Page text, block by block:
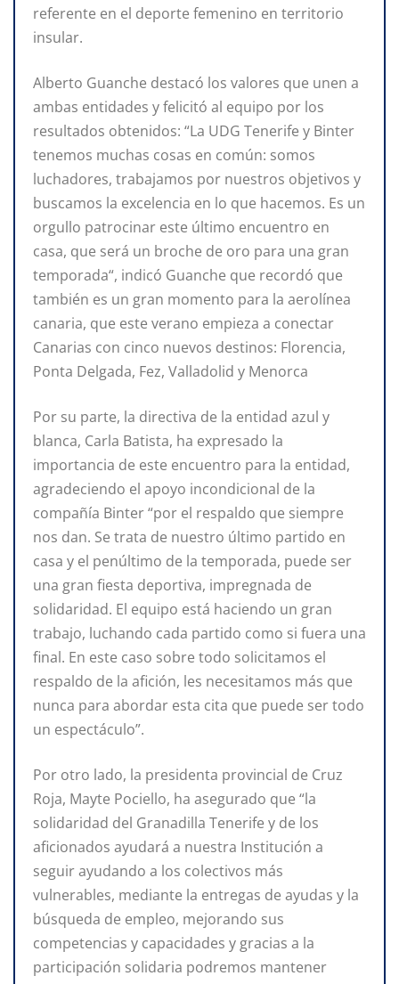
referente en el deporte femenino en territorio
insular.
Alberto Guanche destacó los valores que unen a
ambas entidades y felicitó al equipo por los
resultados obtenidos: “La UDG Tenerife y Binter
tenemos muchas cosas en común: somos
luchadores, trabajamos por nuestros objetivos y
buscamos la excelencia en lo que hacemos. Es un
orgullo patrocinar este último encuentro en
casa, que será un broche de oro para una gran
temporada“, indicó Guanche que recordó que
también es un gran momento para la aerolínea
canaria, que este verano empieza a conectar
Canarias con cinco nuevos destinos: Florencia,
Ponta Delgada, Fez, Valladolid y Menorca
Por su parte, la directiva de la entidad azul y
blanca, Carla Batista, ha expresado la
importancia de este encuentro para la entidad,
agradeciendo el apoyo incondicional de la
compañía Binter “por el respaldo que siempre
nos dan. Se trata de nuestro último partido en
casa y el penúltimo de la temporada, puede ser
una gran fiesta deportiva, impregnada de
solidaridad. El equipo está haciendo un gran
trabajo, luchando cada partido como si fuera una
final. En este caso sobre todo solicitamos el
respaldo de la afición, les necesitamos más que
nunca para abordar esta cita que puede ser todo
un espectáculo”.
Por otro lado, la presidenta provincial de Cruz
Roja, Mayte Pociello, ha asegurado que “la
solidaridad del Granadilla Tenerife y de los
aficionados ayudará a nuestra Institución a
seguir ayudando a los colectivos más
vulnerables, mediante la entregas de ayudas y la
búsqueda de empleo, mejorando sus
competencias y capacidades y gracias a la
participación solidaria podremos mantener